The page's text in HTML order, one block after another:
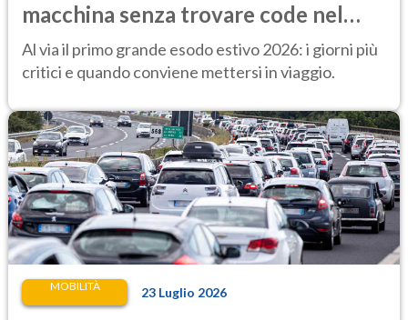
macchina senza trovare code nel
primo lungo esodo estivo
Al via il primo grande esodo estivo 2026: i giorni più
critici e quando conviene mettersi in viaggio.
MOBILITÀ 23 Luglio 2026